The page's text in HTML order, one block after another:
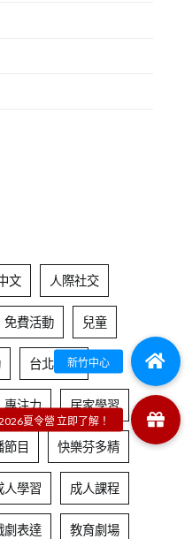
文 人際社交
免費活動 兒童
台北中心
專注力 居家學習
節目 快樂芬多精
人學習 成人課程
劇表達 教育劇場